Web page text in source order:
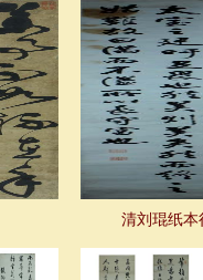
清刘琨纸本